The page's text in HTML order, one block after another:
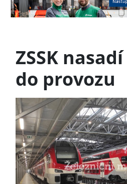
ZSSK
do provozu